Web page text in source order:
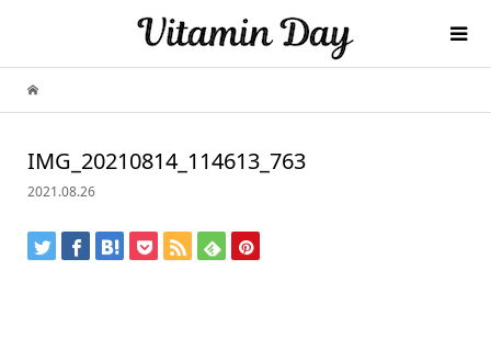
IMG_20210814_114613_763
2021.08.26